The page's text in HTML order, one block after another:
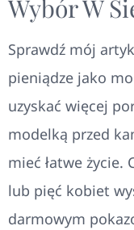
Wybór W
Sprawdź mój
pieniądze jako
uzyskać więcej
modelką przed
mieć łatwe życie.
lub pięć kobiet
darmowym